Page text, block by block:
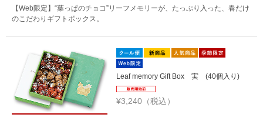
【Web限定】“葉っぱのチョコ”リーフメモリーが、たっぷり入った、春だけ
のこだわりギフトボックス。
Leaf memory Gift Box 実 (40個入り)
¥3,240（税込）